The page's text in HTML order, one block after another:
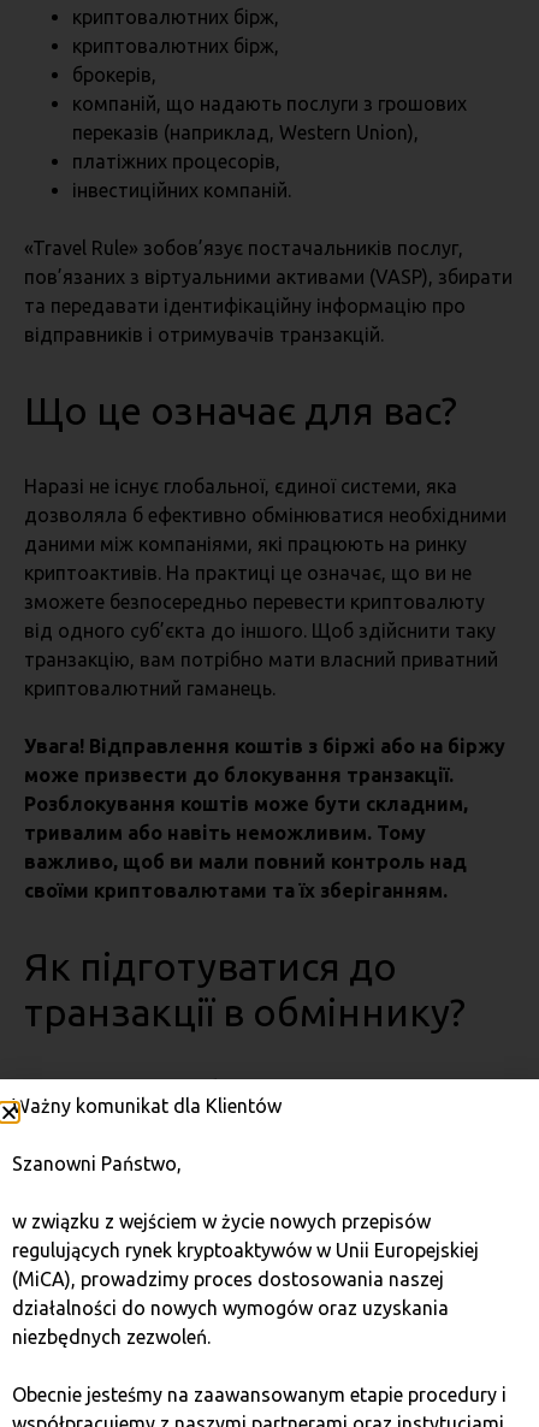
криптовалютних бірж,
криптовалютних бірж,
брокерів,
компаній, що надають послуги з грошових
переказів (наприклад, Western Union),
платіжних процесорів,
інвестиційних компаній.
«Travel Rule» зобов’язує постачальників послуг,
пов’язаних з віртуальними активами (VASP), збирати
та передавати ідентифікаційну інформацію про
відправників і отримувачів транзакцій.
Що це означає для вас?
Наразі не існує глобальної, єдиної системи, яка
дозволяла б ефективно обмінюватися необхідними
даними між компаніями, які працюють на ринку
криптоактивів. На практиці це означає, що ви не
зможете безпосередньо перевести криптовалюту
від одного суб’єкта до іншого. Щоб здійснити таку
транзакцію, вам потрібно мати власний приватний
криптовалютний гаманець.
Увага! Відправлення коштів з біржі або на біржу
може призвести до блокування транзакції.
Розблокування коштів може бути складним,
тривалим або навіть неможливим. Тому
важливо, щоб ви мали повний контроль над
своїми криптовалютами та їх зберіганням.
Як підготуватися до
транзакції в обміннику?
стаціонарному обміннику, пам’ятайте, що кожна
декларації та наявності власного приватного
виключно на ваш приватний гаманець і приймати
кошти лише з приватних гаманців.
Встановіть вибраний додаток або придбайте
фізичний апаратний гаманець.
Переконайтеся, що ви маєте повний контроль
фрази).
Ważny komunikat dla Klientów
Szanowni Państwo,
w związku z wejściem w życie nowych przepisów
regulujących rynek kryptoaktywów w Unii Europejskiej
(MiCA), prowadzimy proces dostosowania naszej
działalności do nowych wymogów oraz uzyskania
niezbędnych zezwoleń.
Obecnie jesteśmy na zaawansowanym etapie procedury i